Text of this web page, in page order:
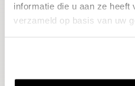
informatie die u aan ze
verzameld op basis van uw